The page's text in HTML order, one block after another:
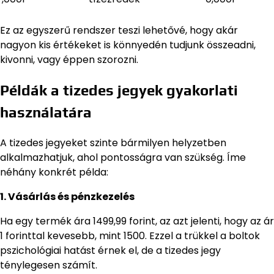
Ez az egyszerű rendszer teszi lehetővé, hogy akár
nagyon kis értékeket is könnyedén tudjunk összeadni,
kivonni, vagy éppen szorozni.
Példák a tizedes jegyek gyakorlati
használatára
A tizedes jegyeket szinte bármilyen helyzetben
alkalmazhatjuk, ahol pontosságra van szükség. Íme
néhány konkrét példa:
1. Vásárlás és pénzkezelés
Ha egy termék ára 1499,99 forint, az azt jelenti, hogy az ár
1 forinttal kevesebb, mint 1500. Ezzel a trükkel a boltok
pszichológiai hatást érnek el, de a tizedes jegy
ténylegesen számít.